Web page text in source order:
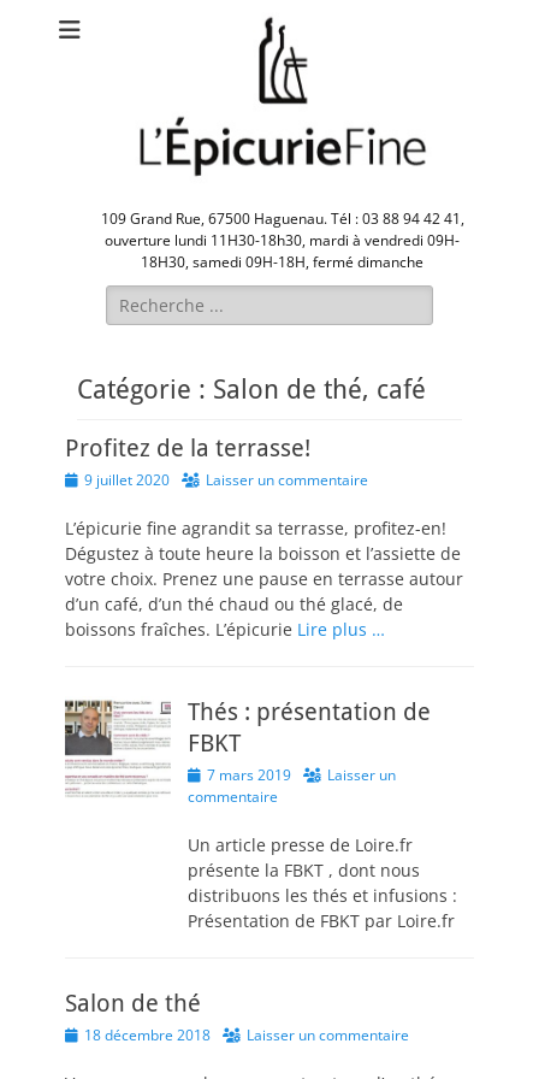
109 Grand Rue, 67500 Haguenau. Tél : 03 88 94 42 41,
ouverture lundi 11H30-18h30, mardi à vendredi 09H-
18H30, samedi 09H-18H, fermé dimanche
Rechercher :
Catégorie : Salon de thé, café
Profitez de la terrasse!
Posted9 juillet 2020 Laisser un commentaire
L’épicurie fine agrandit sa terrasse, profitez-en!
Dégustez à toute heure la boisson et l’assiette de
votre choix. Prenez une pause en terrasse autour
d’un café, d’un thé chaud ou thé glacé, de
boissons fraîches. L’épicurie Lire plus …
Thés : présentation de
FBKT
Posted
on
7 mars 2019
Laisser un
commentaire
Un article presse de Loire.fr
présente la FBKT , dont nous
distribuons les thés et infusions :
Présentation de FBKT par Loire.fr
Salon de thé
Posted18 décembre 2018 Laisser un commentaire